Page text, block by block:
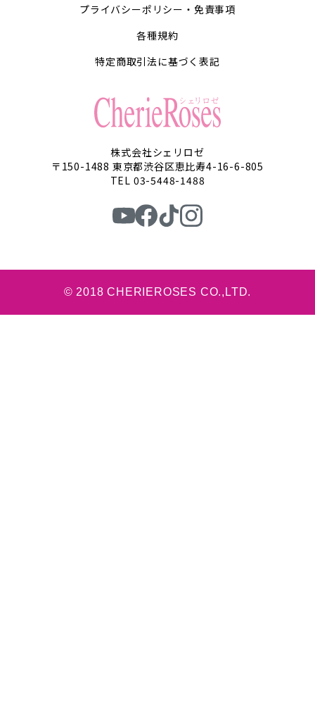
プライバシーポリシー・免責事項
各種規約
特定商取引法に基づく表記
株式会社シェリロゼ
〒150-1488 東京都渋谷区恵比寿4-16-6-805
TEL 03-5448-1488
© 2018 CHERIEROSES CO.,LTD.